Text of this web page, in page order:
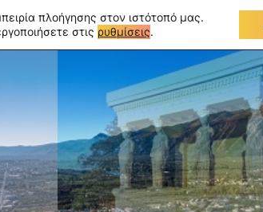
πλοήγησης στον ιστότοπό μας.
στις ρυθμίσεις.